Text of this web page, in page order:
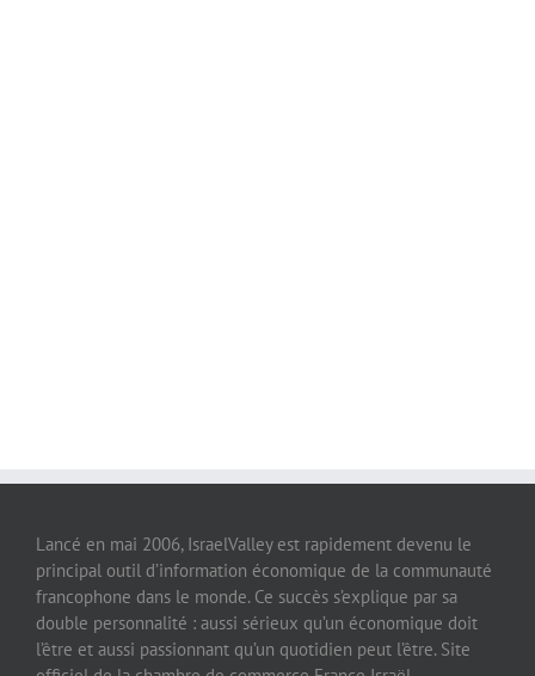
Lancé en mai 2006, IsraelValley est rapidement devenu le
principal outil d’information économique de la communauté
francophone dans le monde. Ce succès s’explique par sa
double personnalité : aussi sérieux qu’un économique doit
l’être et aussi passionnant qu’un quotidien peut l’être. Site